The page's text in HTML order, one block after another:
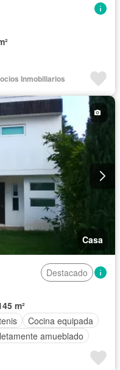
Inmobiliarios
Casa
Destacado
m²
Cocina equipada
amueblado